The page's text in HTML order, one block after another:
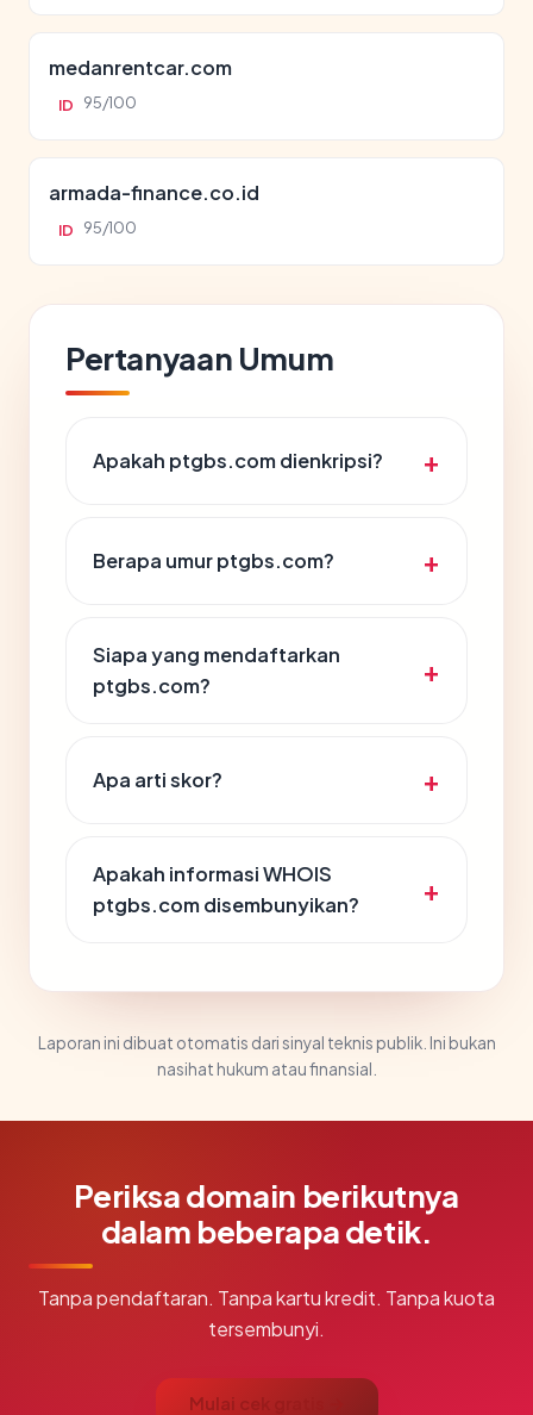
medanrentcar.com
ID 95/100
armada-finance.co.id
ID 95/100
Pertanyaan Umum
Apakah ptgbs.com dienkripsi?
Berapa umur ptgbs.com?
Siapa yang mendaftarkan
ptgbs.com?
Apa arti skor?
Apakah informasi WHOIS
ptgbs.com disembunyikan?
Laporan ini dibuat otomatis dari sinyal teknis publik. Ini bukan
nasihat hukum atau finansial.
Periksa domain berikutnya
dalam beberapa detik.
Tanpa pendaftaran. Tanpa kartu kredit. Tanpa kuota
tersembunyi.
Mulai cek gratis →